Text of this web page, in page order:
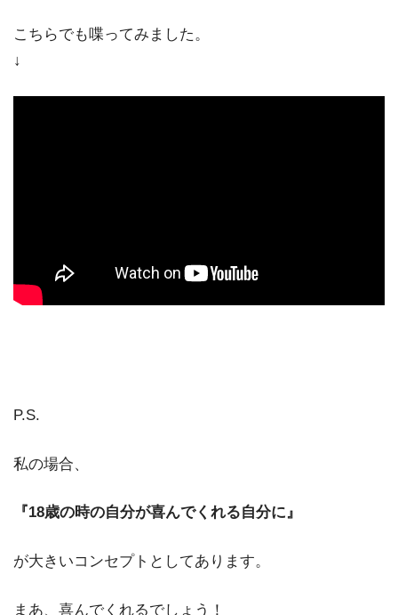
こちらでも喋ってみました。
↓
P.S.
私の場合、
『18歳の時の自分が喜んでくれる自分に』
が大きいコンセプトとしてあります。
まあ、喜んでくれるでしょう！